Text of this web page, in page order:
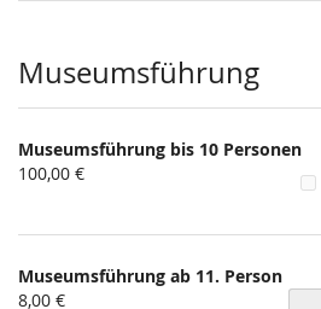
Museumsführung
Museumsführung bis 10 Personen
100,00 €
Museumsführung ab 11. Person
8,00 €